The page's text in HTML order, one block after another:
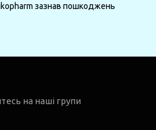
зазнав пошкоджень
на наші групи